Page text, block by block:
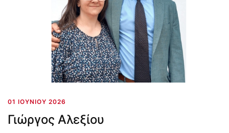
01 ΙΟΥΝΊΟΥ 2026
Γιώργος Αλεξίου